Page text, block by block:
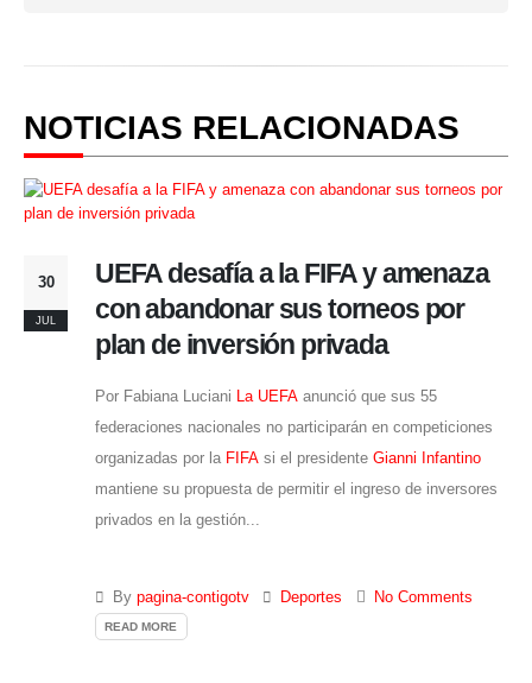
NOTICIAS RELACIONADAS
30
JUL
UEFA desafía a la FIFA y amenaza
con abandonar sus torneos por
plan de inversión privada
Por Fabiana Luciani La UEFA anunció que sus 55
federaciones nacionales no participarán en competiciones
organizadas por la FIFA si el presidente Gianni Infantino
mantiene su propuesta de permitir el ingreso de inversores
privados en la gestión...
By pagina-contigotv Deportes No Comments
READ MORE